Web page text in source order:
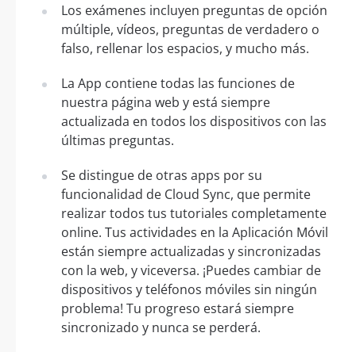
Los exámenes incluyen preguntas de opción
múltiple, vídeos, preguntas de verdadero o
falso, rellenar los espacios, y mucho más.
La App contiene todas las funciones de
nuestra página web y está siempre
actualizada en todos los dispositivos con las
últimas preguntas.
Se distingue de otras apps por su
funcionalidad de Cloud Sync, que permite
realizar todos tus tutoriales completamente
online. Tus actividades en la Aplicación Móvil
están siempre actualizadas y sincronizadas
con la web, y viceversa. ¡Puedes cambiar de
dispositivos y teléfonos móviles sin ningún
problema! Tu progreso estará siempre
sincronizado y nunca se perderá.